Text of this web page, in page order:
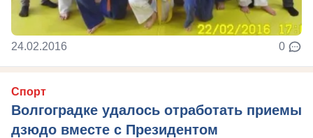
24.02.2016 0
Спорт
Волгоградке удалось отработать приемы
дзюдо вместе с Президентом